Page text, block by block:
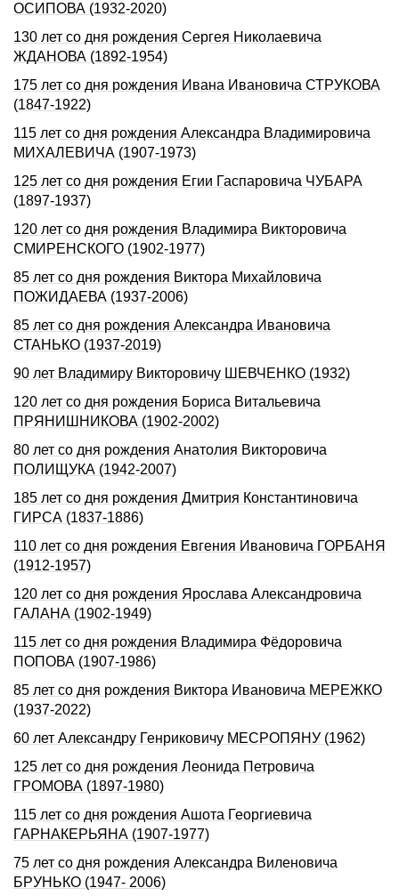
ОСИПОВА (1932-2020)
130 лет со дня pождения Сеpгея Hиколаевича
ЖДАHОВА (1892-1954)
175 лет со дня рождения Ивана Ивановича СТРУКОВА
(1847-1922)
115 лет со дня рождения Александра Владимировича
МИХАЛЕВИЧА (1907-1973)
125 лет со дня рождения Егии Гаспаровича ЧУБАРА
(1897-1937)
120 лет со дня рождения Владимира Викторовича
СМИРЕНСКОГО (1902-1977)
85 лет со дня рождения Виктора Михайловича
ПОЖИДАЕВА (1937-2006)
85 лет со дня рождения Александра Ивановича
СТАНЬКО (1937-2019)
90 лет Владимиру Викторовичу ШЕВЧЕНКО (1932)
120 лет со дня рождения Бориса Витальевича
ПРЯНИШНИКОВА (1902-2002)
80 лет со дня рождения Анатолия Викторовича
ПОЛИЩУКА (1942-2007)
185 лет со дня рождения Дмитрия Константиновича
ГИРСА (1837-1886)
110 лет со дня рождения Евгения Ивановича ГОРБАНЯ
(1912-1957)
120 лет со дня рождения Ярослава Александровича
ГАЛАНА (1902-1949)
115 лет со дня рождения Владимира Фёдоровича
ПОПОВА (1907-1986)
85 лет со дня рождения Виктора Ивановича МЕРЕЖКО
(1937-2022)
60 лет Александру Генриковичу МЕСРОПЯНУ (1962)
125 лет со дня рождения Леонида Петровича
ГРОМОВА (1897-1980)
115 лет со дня рождения Ашота Георгиевича
ГАРНАКЕРЬЯНА (1907-1977)
75 лет со дня рождения Александра Виленовича
БРУНЬКО (1947- 2006)